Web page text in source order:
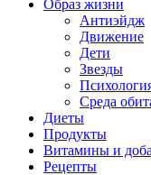
Образ жизни
Антиэйдж
Движение
Дети
Звезды
Среда
Диеты
Продукты
Витамины и
Рецепты